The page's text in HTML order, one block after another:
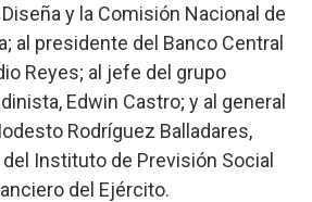
y la Comisión Nacional de
al presidente del Banco Central
Reyes; al jefe del grupo
Edwin Castro; y al general
Rodríguez Balladares,
Instituto de Previsión Social
del Ejército.